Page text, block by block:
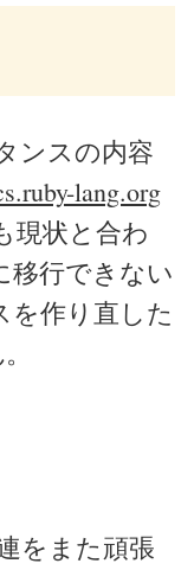
ンスの内容
lang.org
現状と合わ
移行できない
を作り直した
をまた頑張